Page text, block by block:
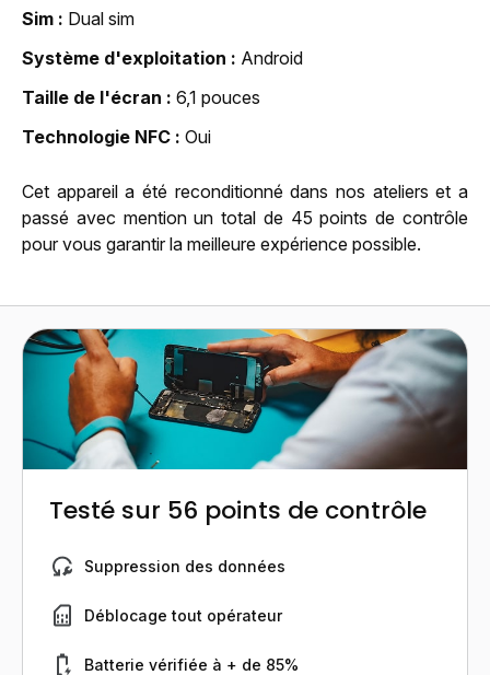
Sim
Dual sim
Système d'exploitation
Android
Taille de l'écran
6,1 pouces
Technologie NFC
Oui
Cet appareil a été reconditionné dans nos ateliers et a
passé avec mention un total de 45 points de contrôle
pour vous garantir la meilleure expérience possible.
Testé sur 56 points de contrôle
Suppression des données
Déblocage tout opérateur
Batterie vérifiée à + de 85%